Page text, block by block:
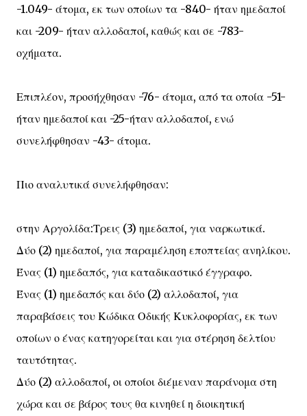
-1.049- άτομα, εκ των οποίων τα -840- ήταν ημεδαποί
και -209- ήταν αλλοδαποί, καθώς και σε -783-
οχήματα.
Επιπλέον, προσήχθησαν -76- άτομα, από τα οποία -51-
ήταν ημεδαποί και -25-ήταν αλλοδαποί, ενώ
συνελήφθησαν -43- άτομα.
Πιο αναλυτικά συνελήφθησαν:
στην Αργολίδα:Τρεις (3) ημεδαποί, για ναρκωτικά.
Δύο (2) ημεδαποί, για παραμέληση εποπτείας ανηλίκου.
Ένας (1) ημεδαπός, για καταδικαστικό έγγραφο.
Ένας (1) ημεδαπός και δύο (2) αλλοδαποί, για
παραβάσεις του Κώδικα Οδικής Κυκλοφορίας, εκ των
οποίων ο ένας κατηγορείται και για στέρηση δελτίου
ταυτότητας.
Δύο (2) αλλοδαποί, οι οποίοι διέμεναν παράνομα στη
χώρα και σε βάρος τους θα κινηθεί η διοικητική